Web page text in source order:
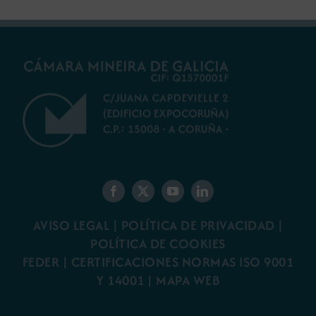
AVISO LEGAL | POLÍTICA DE PRIVACIDAD |
POLÍTICA DE COOKIES
FEDER | CERTIFICACIONES NORMAS ISO 9001
Y 14001 | MAPA WEB